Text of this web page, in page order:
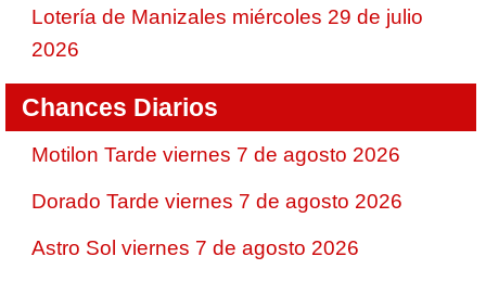
Lotería de Manizales miércoles 29 de julio
2026
Chances Diarios
Motilon Tarde viernes 7 de agosto 2026
Dorado Tarde viernes 7 de agosto 2026
Astro Sol viernes 7 de agosto 2026